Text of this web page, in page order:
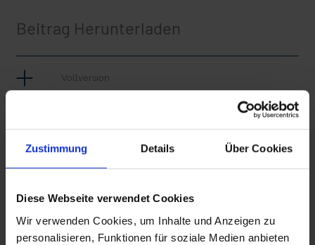
Zustimmung Details Über Cookies
Diese Webseite verwendet Cookies
Wir verwenden Cookies, um Inhalte und Anzeigen zu
personalisieren, Funktionen für soziale Medien anbieten
mit epd Text
Beitrag Herunterladen
Vollversion